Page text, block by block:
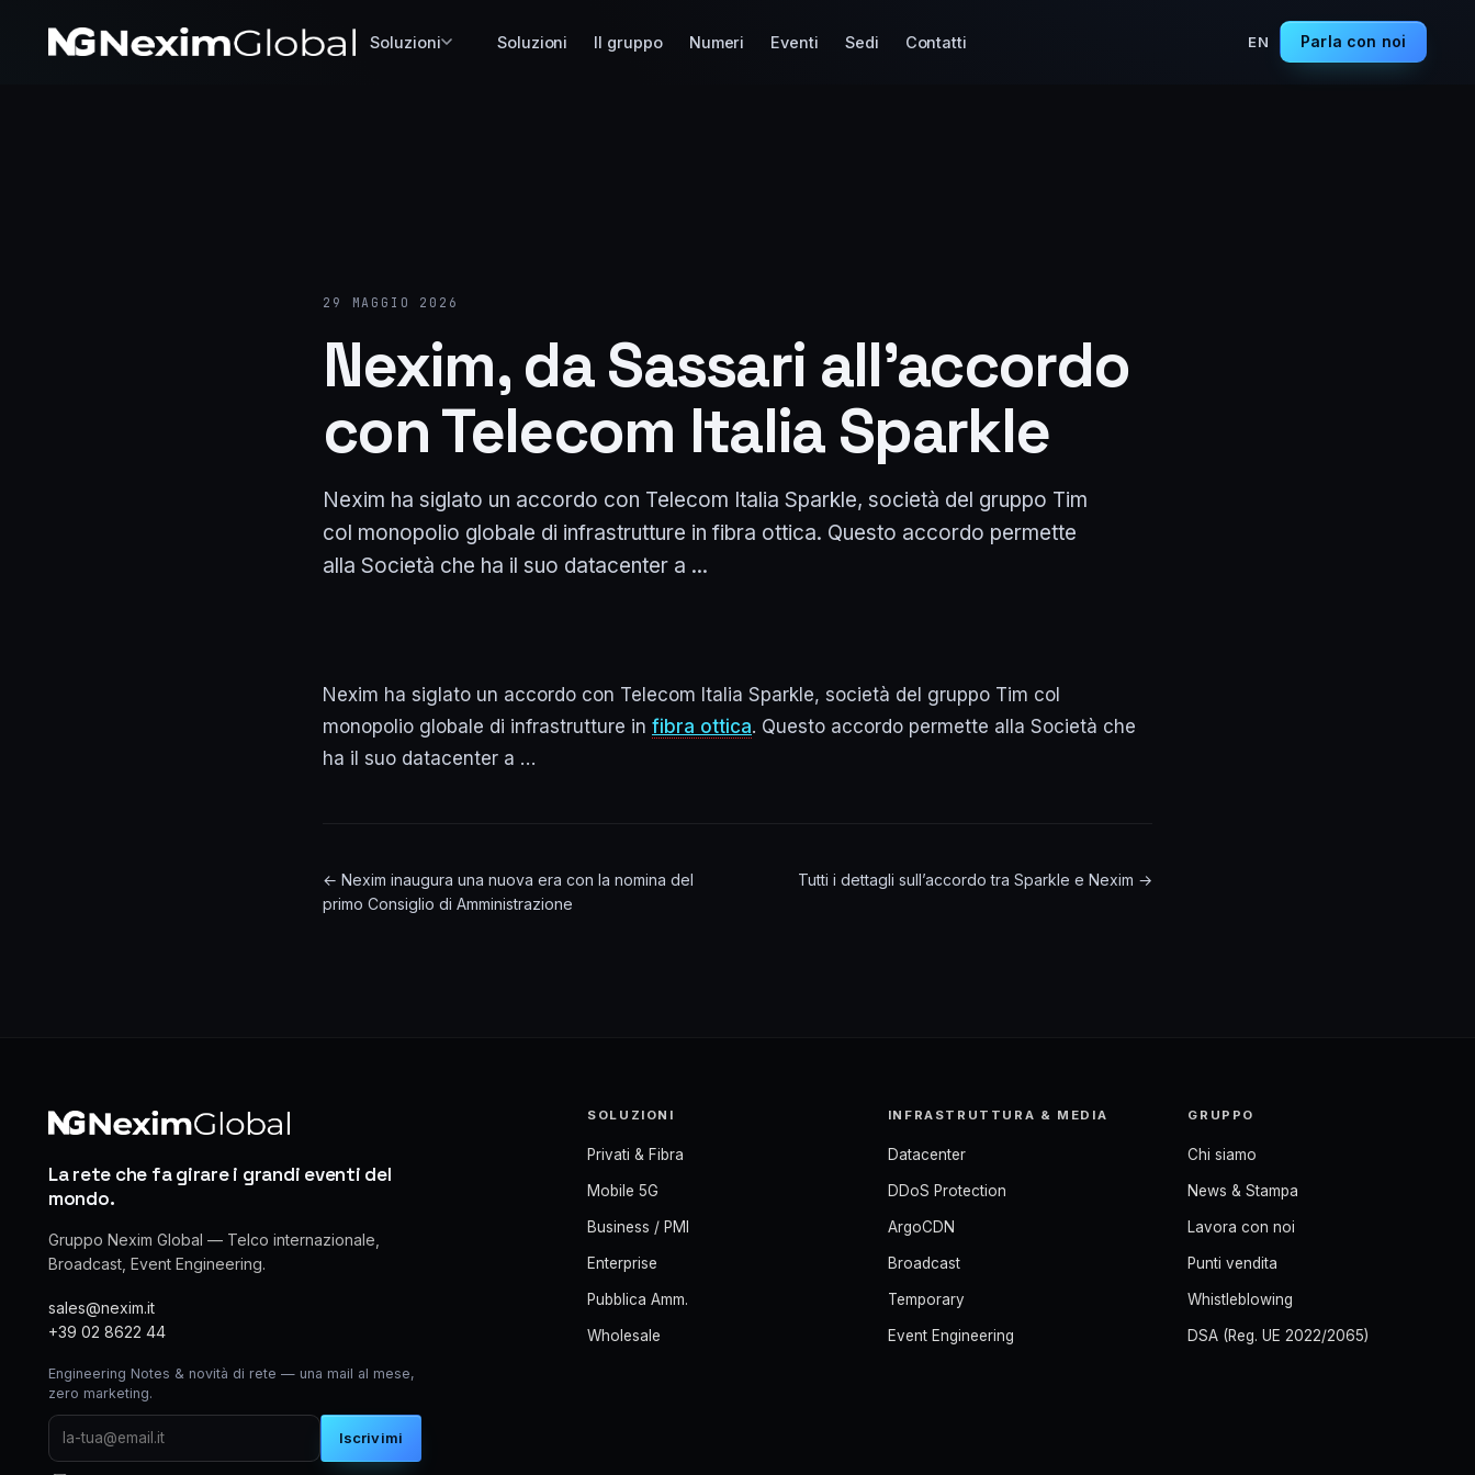
Soluzioni Soluzioni Il gruppo Numeri Eventi Sedi Contatti EN Parla con noi
29 MAGGIO 2026
Nexim, da Sassari all’accordo
con Telecom Italia Sparkle
Nexim ha siglato un accordo con Telecom Italia Sparkle, società del gruppo Tim
col monopolio globale di infrastrutture in fibra ottica. Questo accordo permette
alla Società che ha il suo datacenter a ...
Nexim ha siglato un accordo con Telecom Italia Sparkle, società del gruppo Tim col
monopolio globale di infrastrutture in fibra ottica. Questo accordo permette alla Società che
ha il suo datacenter a …
← Nexim inaugura una nuova era con la nomina del
primo Consiglio di Amministrazione
Tutti i dettagli sull’accordo tra Sparkle e Nexim →
La rete che fa girare i grandi eventi del
mondo.
Gruppo Nexim Global — Telco internazionale,
Broadcast, Event Engineering.
sales@nexim.it
+39 02 8622 44
Engineering Notes & novità di rete — una mail al mese,
zero marketing.
Iscrivimi
SOLUZIONI
Privati & Fibra
Mobile 5G
Business / PMI
Enterprise
Pubblica Amm.
Wholesale
INFRASTRUTTURA & MEDIA
Datacenter
DDoS Protection
ArgoCDN
Broadcast
Temporary
Event Engineering
GRUPPO
Chi siamo
News & Stampa
Lavora con noi
Punti vendita
Whistleblowing
DSA (Reg. UE 2022/2065)